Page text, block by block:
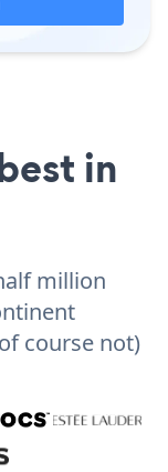
in
million
course not)